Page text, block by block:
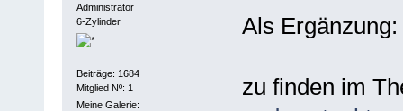
Administrator
6-Zylinder
Beiträge: 1684
Mitglied Nº: 1
Meine Galerie:
Als
zu finden im